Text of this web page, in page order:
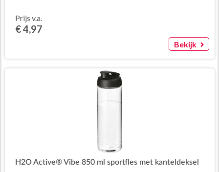
Prijs v.a.
€ 4,97
Bekijk
H2O Active® Vibe 850 ml sportfles met kanteldeksel